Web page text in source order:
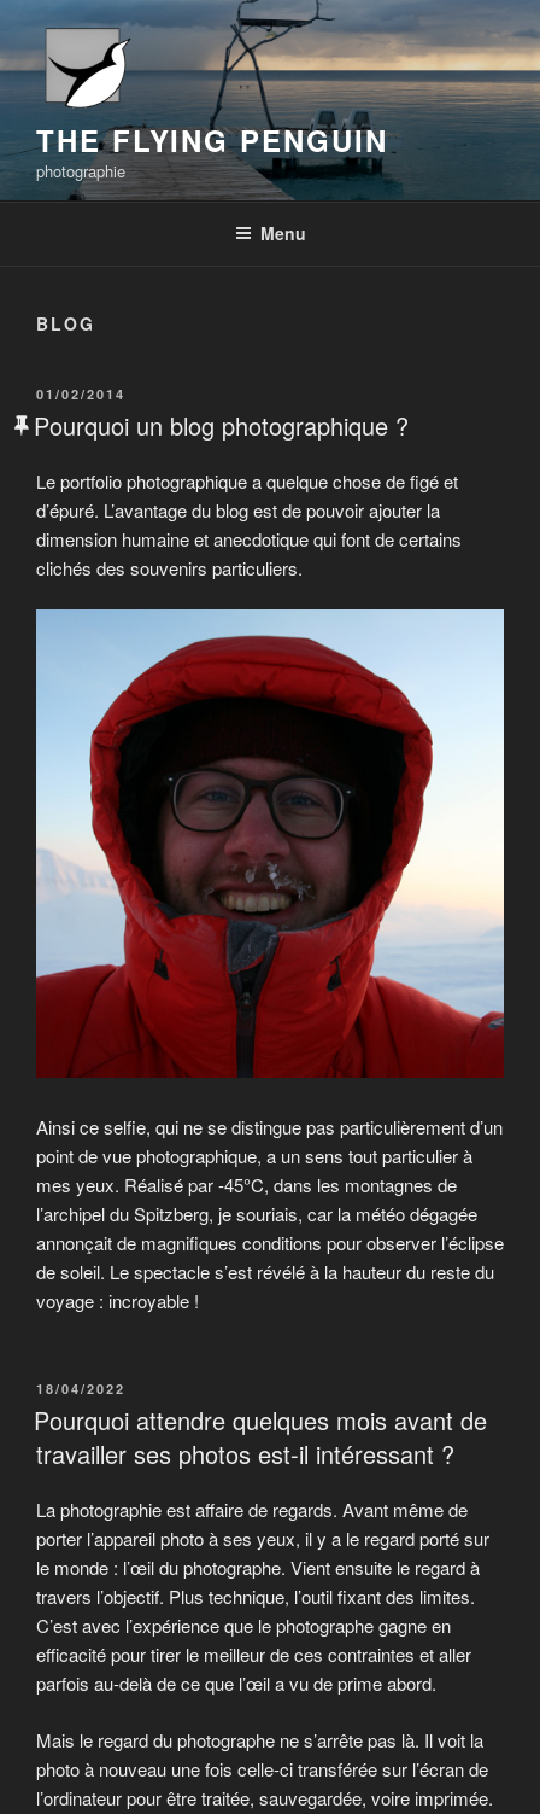
contenu
principal
THE FLYING PENGUIN
photographie
Menu
BLOG
PUBLIÉ
LE
01/02/2014
Pourquoi un blog photographique ?
Le portfolio photographique a quelque chose de figé et
d’épuré. L’avantage du blog est de pouvoir ajouter la
dimension humaine et anecdotique qui font de certains
clichés des souvenirs particuliers.
Ainsi ce selfie, qui ne se distingue pas particulièrement d’un
point de vue photographique, a un sens tout particulier à
mes yeux. Réalisé par -45°C, dans les montagnes de
l’archipel du Spitzberg, je souriais, car la météo dégagée
annonçait de magnifiques conditions pour observer l’éclipse
de soleil. Le spectacle s’est révélé à la hauteur du reste du
voyage : incroyable !
PUBLIÉ
LE
18/04/2022
Pourquoi attendre quelques mois avant de
travailler ses photos est-il intéressant ?
La photographie est affaire de regards. Avant même de
porter l’appareil photo à ses yeux, il y a le regard porté sur
le monde : l’œil du photographe. Vient ensuite le regard à
travers l’objectif. Plus technique, l’outil fixant des limites.
C’est avec l’expérience que le photographe gagne en
efficacité pour tirer le meilleur de ces contraintes et aller
parfois au-delà de ce que l’œil a vu de prime abord.
Mais le regard du photographe ne s’arrête pas là. Il voit la
photo à nouveau une fois celle-ci transférée sur l’écran de
l’ordinateur pour être traitée, sauvegardée, voire imprimée.